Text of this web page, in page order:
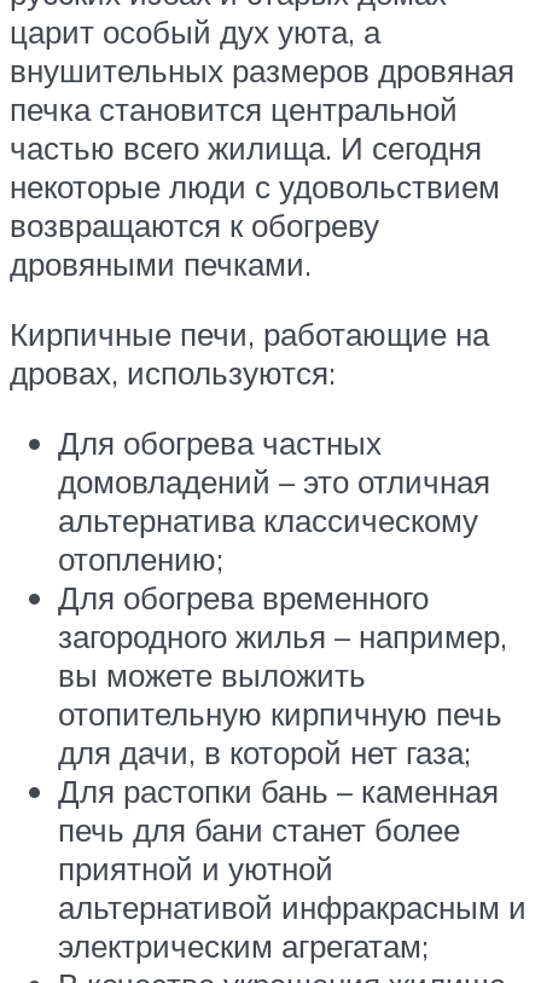
царит особый дух уюта, а
внушительных размеров дровяная
печка становится центральной
частью всего жилища. И сегодня
некоторые люди с удовольствием
возвращаются к обогреву
дровяными печками.
Кирпичные печи, работающие на
дровах, используются:
Для обогрева частных
домовладений – это отличная
альтернатива классическому
отоплению;
Для обогрева временного
загородного жилья – например,
вы можете выложить
отопительную кирпичную печь
для дачи, в которой нет газа;
Для растопки бань – каменная
печь для бани станет более
приятной и уютной
альтернативой инфракрасным и
электрическим агрегатам;